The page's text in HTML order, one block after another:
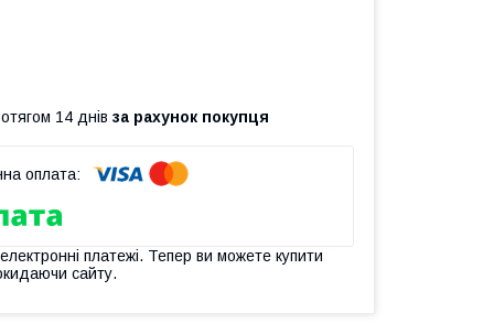
14 днів за рахунок покупця
платежі. Тепер ви можете купити
сайту.